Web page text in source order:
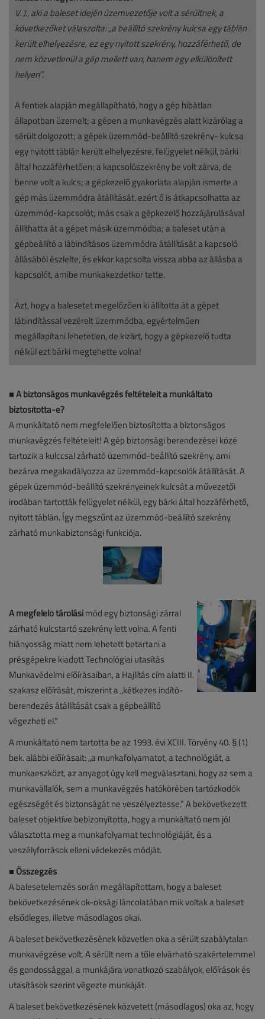
V. J., aki a baleset idején üzemvezetője volt a sérültnek, a
következőket válaszolta: „a beállító szekrény kulcsa egy táblán
került elhelyezésre, ez egy nyitott szekrény, hozzáférhető, de
nem közvetlenül a gép mellett van, hanem egy elkülönített
helyen”.
A fentiek alapján megállapítható, hogy a gép hibátlan
állapotban üzemelt; a gépen a munkavégzés alatt kizárólag a
sérült dolgozott; a gépek üzemmód-beállító szekrény- kulcsa
egy nyitott táblán került elhelyezésre, felügyelet nélkül, bárki
által hozzáférhetően; a kapcsolószekrény be volt zárva, de
benne volt a kulcs; a gépkezelő gyakorlata alapján ismerte a
gép más üzemmódra átállítását, ezért ő is átkapcsolhatta az
üzemmód-kapcsolót; más csak a gépkezelő hozzájárulásával
állíthatta át a gépet másik üzemmódba; a baleset után a
gépbeállító a lábindításos üzemmódra átállítását a kapcsoló
állásából észlelte, és ekkor kapcsolta vissza abba az állásba a
kapcsolót, amibe munkakezdetkor tette.
Azt, hogy a balesetet megelőzően ki állította át a gépet
lábindítással vezérelt üzemmódba, egyértelműen
megállapítani lehetetlen, de kizárt, hogy a gépkezelő tudta
nélkül ezt bárki megtehette volna!
■A biztonságos munkavégzés feltételeit a munkáltató
biztosította-e?
A munkáltató nem megfelelően biztosította a biztonságos
munkavégzés feltételeit! A gép biztonsági berendezései közé
tartozik a kulccsal zárható üzemmód-beállító szekrény, ami
bezárva megakadályozza az üzemmód-kapcsolók átállítását. A
gépek üzemmód-beállító szekrényeinek kulcsát a művezetői
irodában tartották felügyelet nélkül, egy bárki által hozzáférhető,
nyitott táblán. Így megszűnt az üzemmód-beállító szekrény
zárható munkabiztonsági funkciója.
A megfelelő tárolásimód egy biztonsági zárral
zárható kulcstartó szekrény lett volna. A fenti
hiányosság miatt nem lehetett betartani a
présgépekre kiadott Technológiai utasítás
Munkavédelmi előírásaiban, a Hajlítás cím alatti II.
szakasz előírását, miszerint a „kétkezes indító-
berendezés átállítását csak a gépbeállító
végezheti el.”
A munkáltató nem tartotta be az 1993. évi XCIII. Törvény 40. § (1)
bek. alábbi előírásait: „a munkafolyamatot, a technológiát, a
munkaeszközt, az anyagot úgy kell megválasztani, hogy az sem a
munkavállalók, sem a munkavégzés hatókörében tartózkodók
egészségét és biztonságát ne veszélyeztesse.” A bekövetkezett
baleset objektíve bebizonyította, hogy a munkáltató nem jól
választotta meg a munkafolyamat technológiáját, és a
veszélyforrások elleni védekezés módját.
■ Összegzés
A balesetelemzés során megállapítottam, hogy a baleset
bekövetkezésének ok-oksági láncolatában mik voltak a baleset
elsődleges, illetve másodlagos okai.
A baleset bekövetkezésének közvetlen oka a sérült szabálytalan
munkavégzése volt. A sérült nem a tőle elvárható szakértelemmel
és gondossággal, a munkájára vonatkozó szabályok, előírások és
utasítások szerint végezte munkáját.
A baleset bekövetkezésének közvetett (másodlagos) oka az, hogy